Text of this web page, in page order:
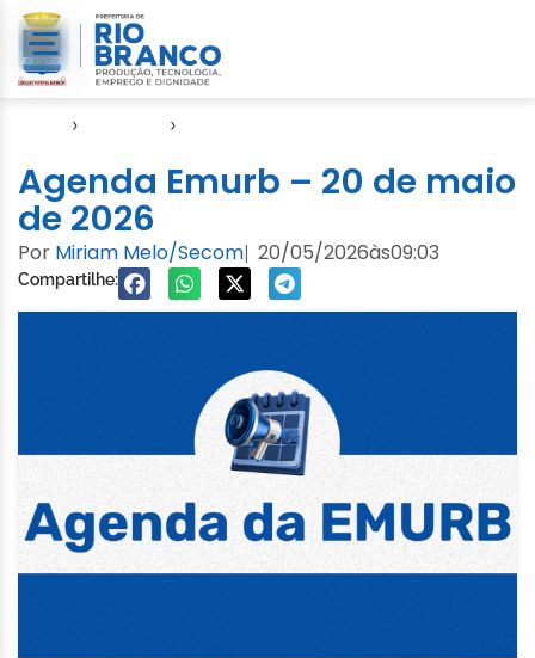
› ›
Agenda Emurb – 20 de maio
de 2026
Por Miriam Melo/Secom| 20/05/2026às09:03
Compartilhe: